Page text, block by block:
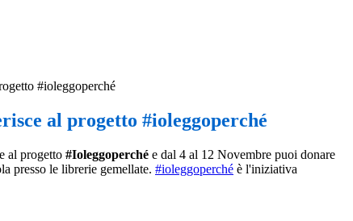
#ioleggoperché
al progetto #ioleggoperché
al progetto #Ioleggoperché e dal 4 al 12 Novembre puoi donare
presso le librerie gemellate. #ioleggoperché è l'iniziativa